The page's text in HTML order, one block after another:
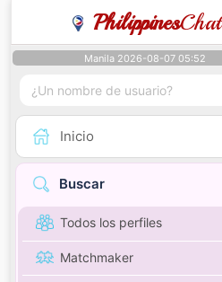
PhilippinesChat
Manila 2026-08-07 05:52
Inicio
Buscar
Todos los perfiles
Matchmaker